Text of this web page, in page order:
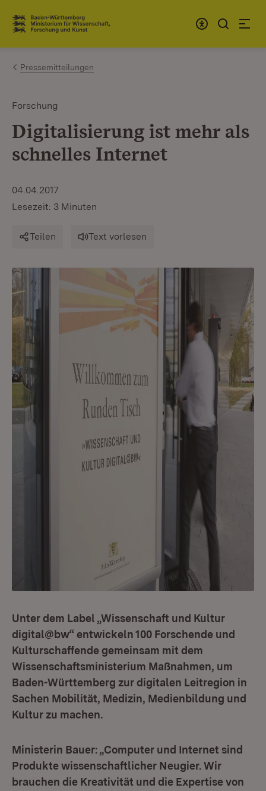
Zum Inhalt springen
Link zur Startseite
Pressemitteilungen
Forschung
Digitalisierung ist mehr als
schnelles Internet
04.04.2017
Lesezeit: 3 Minuten
Teilen Text vorlesen
Unter dem Label „Wissenschaft und Kultur
digital@bw“ entwickeln 100 Forschende und
Kulturschaffende gemeinsam mit dem
Wissenschaftsministerium Maßnahmen, um
Baden-Württemberg zur digitalen Leitregion in
Sachen Mobilität, Medizin, Medienbildung und
Kultur zu machen.
Ministerin Bauer: „Computer und Internet sind
Produkte wissenschaftlicher Neugier. Wir
brauchen die Kreativität und die Expertise von